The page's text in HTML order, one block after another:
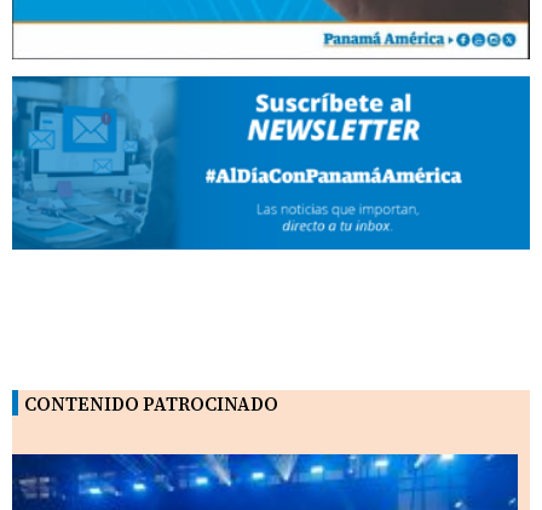
CONTENIDO PATROCINADO